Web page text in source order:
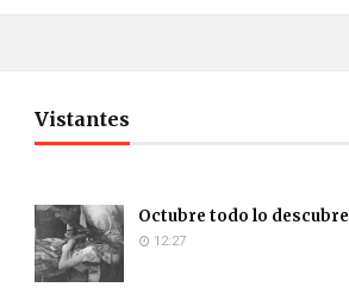
Vistantes
Octubre todo lo descubre
12:27